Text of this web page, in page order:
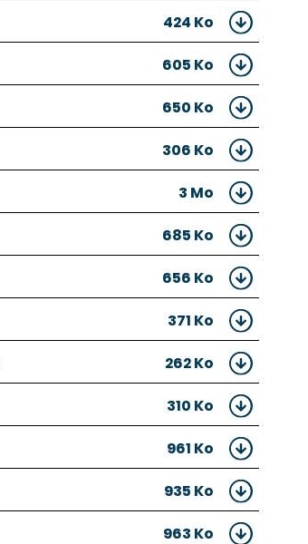
424 Ko
605 Ko
650 Ko
306 Ko
3 Mo
685 Ko
656 Ko
371 Ko
262 Ko
310 Ko
961 Ko
935 Ko
963 Ko